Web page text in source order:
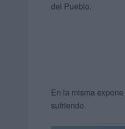
del Pueblo.
En la misma expone
sufriendo.